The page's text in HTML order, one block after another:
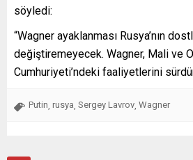
söyledi:
“Wagner ayaklanması Rusya’nın
değiştiremeyecek. Wagner, Mali ve
Cumhuriyeti’ndeki faaliyetlerini
Putin rusya Sergey Lavrov Wagner